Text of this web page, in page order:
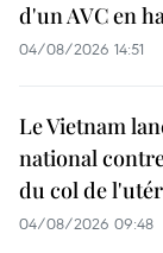
d'un AVC en
04/08/2026 14:51
Le Vietnam
national
du col de
04/08/2026 09:48